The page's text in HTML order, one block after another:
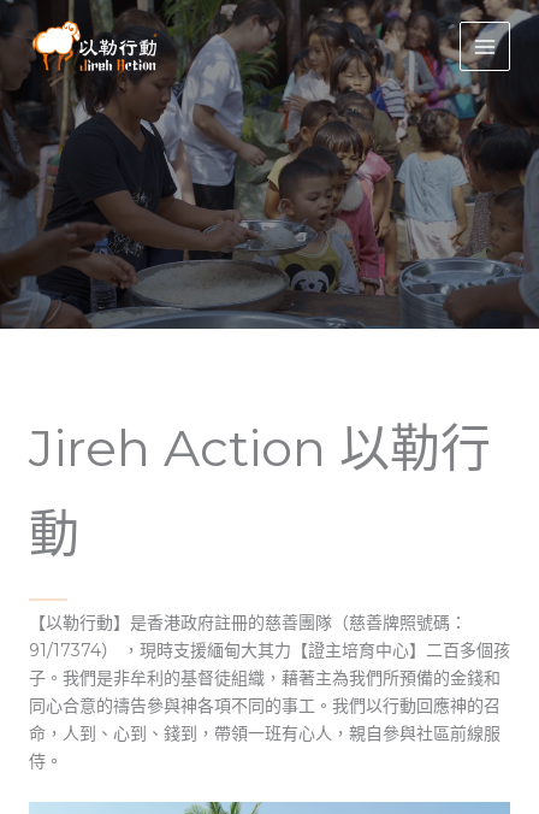
至
要
內
容
MAIN
Jireh Action 以勒行
動
【以勒行動】是香港政府註冊的慈善團隊（慈善牌照號碼：
91/17374） ，現時支援緬甸大其力【證主培育中心】二百多個孩
子。我們是非牟利的基督徒組織，藉著主為我們所預備的金錢和
同心合意的禱告參與神各項不同的事工。我們以行動回應神的召
命，人到、心到、錢到，帶領一班有心人，親自參與社區前線服
侍。